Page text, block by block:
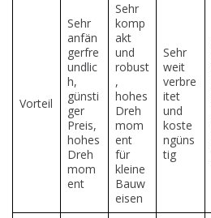
Vorteil
Sehr
anfän
gerfre
undlic
h,
günsti
ger
Preis,
hohes
Dreh
mom
ent
Sehr
komp
akt
und
robust
,
hohes
Dreh
mom
ent
für
kleine
Bauw
eisen
Sehr
weit
verbre
itet
und
koste
ngüns
tig